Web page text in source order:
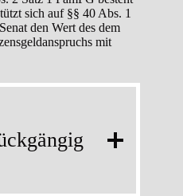
sich auf §§ 40 Abs. 1
den Wert des dem
mit